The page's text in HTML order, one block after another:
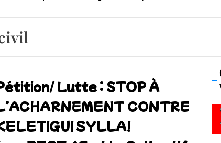
Festival – Samedi 18 juillet (Vaulx-en-Velin)
Lutte : STOP À
CONTRE
SYLLA!